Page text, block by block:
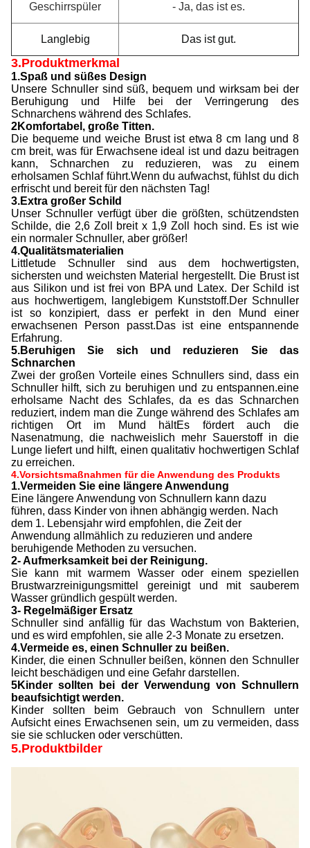
Geschirrspüler - Ja, das ist es.
Langlebig Das ist gut.
3.Produktmerkmal
1.Spaß und süßes Design
Unsere Schnuller sind süß, bequem und wirksam bei der
Beruhigung und Hilfe bei der Verringerung des
Schnarchens während des Schlafes.
2Komfortabel, große Titten.
Die bequeme und weiche Brust ist etwa 8 cm lang und 8
cm breit, was für Erwachsene ideal ist und dazu beitragen
kann, Schnarchen zu reduzieren, was zu einem
erholsamen Schlaf führt.Wenn du aufwachst, fühlst du dich
erfrischt und bereit für den nächsten Tag!
3.Extra großer Schild
Unser Schnuller verfügt über die größten, schützendsten
Schilde, die 2,6 Zoll breit x 1,9 Zoll hoch sind. Es ist wie
ein normaler Schnuller, aber größer!
4.Qualitätsmaterialien
Littletude Schnuller sind aus dem hochwertigsten,
sichersten und weichsten Material hergestellt. Die Brust ist
aus Silikon und ist frei von BPA und Latex. Der Schild ist
aus hochwertigem, langlebigem Kunststoff.Der Schnuller
ist so konzipiert, dass er perfekt in den Mund einer
erwachsenen Person passt.Das ist eine entspannende
Erfahrung.
5.Beruhigen Sie sich und reduzieren Sie das
Schnarchen
Zwei der großen Vorteile eines Schnullers sind, dass ein
Schnuller hilft, sich zu beruhigen und zu entspannen.eine
erholsame Nacht des Schlafes, da es das Schnarchen
reduziert, indem man die Zunge während des Schlafes am
richtigen Ort im Mund hältEs fördert auch die
Nasenatmung, die nachweislich mehr Sauerstoff in die
Lunge liefert und hilft, einen qualitativ hochwertigen Schlaf
zu erreichen.
4.Vorsichtsmaßnahmen für die Anwendung des Produkts
1.Vermeiden Sie eine längere Anwendung
Eine längere Anwendung von Schnullern kann dazu
führen, dass Kinder von ihnen abhängig werden. Nach
dem 1. Lebensjahr wird empfohlen, die Zeit der
Anwendung allmählich zu reduzieren und andere
beruhigende Methoden zu versuchen.
2- Aufmerksamkeit bei der Reinigung.
Sie kann mit warmem Wasser oder einem speziellen
Brustwarzreinigungsmittel gereinigt und mit sauberem
Wasser gründlich gespült werden.
3- Regelmäßiger Ersatz
Schnuller sind anfällig für das Wachstum von Bakterien,
und es wird empfohlen, sie alle 2-3 Monate zu ersetzen.
4.Vermeide es, einen Schnuller zu beißen.
Kinder, die einen Schnuller beißen, können den Schnuller
leicht beschädigen und eine Gefahr darstellen.
5Kinder sollten bei der Verwendung von Schnullern
beaufsichtigt werden.
Kinder sollten beim Gebrauch von Schnullern unter
Aufsicht eines Erwachsenen sein, um zu vermeiden, dass
sie sie schlucken oder verschütten.
5.Produktbilder